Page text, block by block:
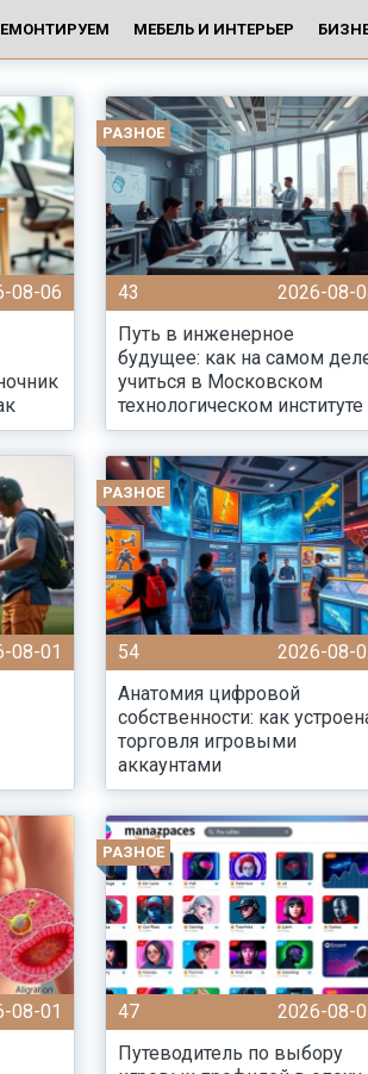
МЕБЕЛЬ И ИНТЕРЬЕР
08-06
РАЗНОЕ
43
2026-08-
Путь в инженерное
будущее: как на самом
учиться в Московском
технологическом институте
08-01
РАЗНОЕ
54
2026-08-
Анатомия цифровой
собственности: как
торговля игровыми
аккаунтами
08-01
РАЗНОЕ
47
2026-08-
Путеводитель по выбору